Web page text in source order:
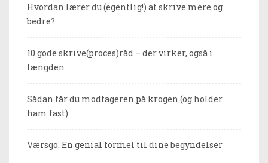
Hvordan lærer du (egentlig!) at skrive mere og
bedre?
10 gode skrive(proces)råd – der virker, også i
længden
Sådan får du modtageren på krogen (og holder
ham fast)
Værsgo. En genial formel til dine begyndelser